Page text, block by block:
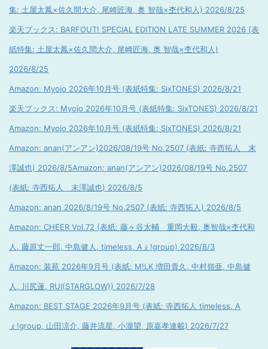
集: 土屋太鳳×佐久間大介, 尾崎匠海, 奥 智哉×杢代和人) 2026/8/25
楽天ブックス: BARFOUT! SPECIAL EDITION LATE SUMMER 2026 (表
紙特集: 土屋太鳳×佐久間大介, 尾崎匠海, 奥 智哉×杢代和人)
2026/8/25
Amazon: Myojo 2026年10月号 (表紙特集: SixTONES) 2026/8/21
楽天ブックス: Myojo 2026年10月号 (表紙特集: SixTONES) 2026/8/21
Amazon: Myojo 2026年10月号 (表紙特集: SixTONES) 2026/8/21
Amazon: anan(アンアン)2026/08/19号 No.2507 (表紙: 寺西拓人 末
澤誠也) 2026/8/5Amazon: anan(アンアン)2026/08/19号 No.2507
(表紙: 寺西拓人 末澤誠也) 2026/8/5
Amazon: anan 2026/8/19号 No.2507 (表紙: 寺西拓人) 2026/8/5
Amazon: CHEER Vol.72 (表紙: 藤ヶ谷太輔 重岡大毅, 奥智哉×杢代和
人, 藤原丈一郎, 中島健人, timeless, Aぇ!group) 2026/8/3
Amazon: 装苑 2026年9月号 (表紙: M!LK 増田貴久, 中村嶺亜, 中島健
人, 川尻蓮, RUI(STARGLOW)) 2026/7/28
Amazon: BEST STAGE 2026年9月号 (表紙: 寺西拓人 timeless, A
ぇ!group, 山田涼介, 藤井流星, 小瀧望, 原嘉孝連載) 2026/7/27